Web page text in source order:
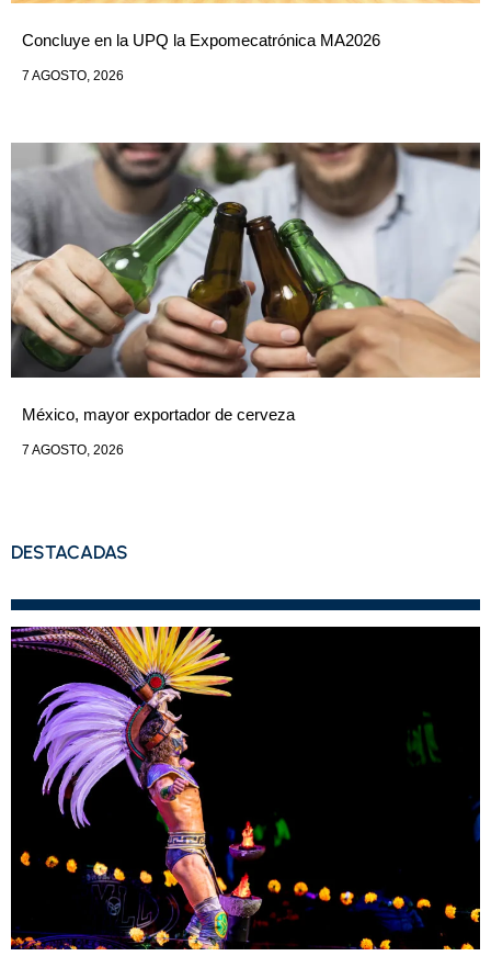
Concluye en la UPQ la Expomecatrónica MA2026
7 AGOSTO, 2026
México, mayor exportador de cerveza
7 AGOSTO, 2026
DESTACADAS